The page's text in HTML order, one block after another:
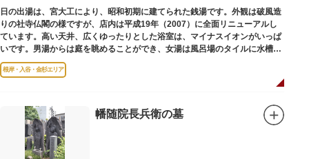
日の出湯は、宮大工により、昭和初期に建てられた銭湯です。外観は破風造
りの社寺仏閣の様ですが、店内は平成19年（2007）に全面リニューアルし
ています。高い天井、広くゆったりとした浴室は、マイナスイオンがいっぱ
いです。男湯からは庭を眺めることができ、女湯は風呂場のタイルに水槽が
はめ込まれ、可愛い金魚が泳いでいます。
根岸・入谷・金杉エリア
幡随院長兵衛の墓